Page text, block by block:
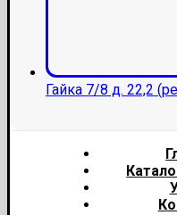
Гайка 7/8 д. 22,2